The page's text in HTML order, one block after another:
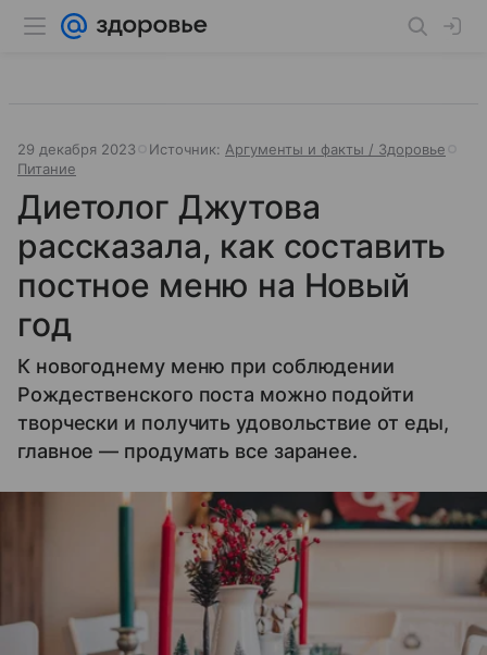
29 декабря 2023 Источник: Аргументы и факты / Здоровье
Питание
Диетолог Джутова
рассказала, как составить
постное меню на Новый
год
К новогоднему меню при соблюдении
Рождественского поста можно подойти
творчески и получить удовольствие от еды,
главное — продумать все заранее.